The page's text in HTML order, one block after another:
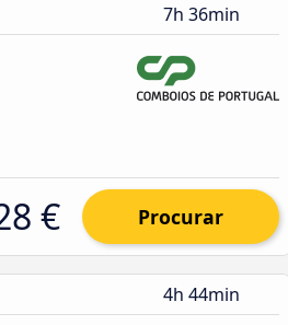
7h 36min
€ Procurar
4h 44min